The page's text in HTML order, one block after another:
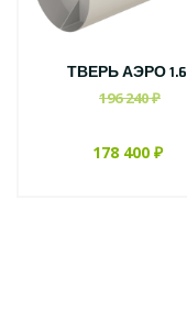
ТВЕРЬ АЭРО 1.6
196 240 ₽
178 400 ₽